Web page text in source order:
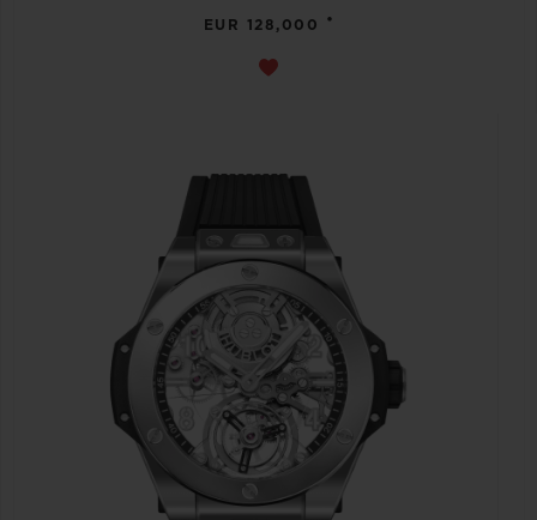
EUR 128,000 •